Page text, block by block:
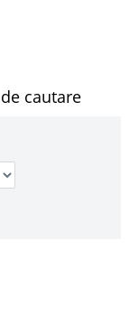
cautare